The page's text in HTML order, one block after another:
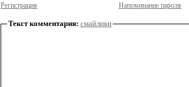
Регистрация Напоминание пароля
Текст комментария: смайлики